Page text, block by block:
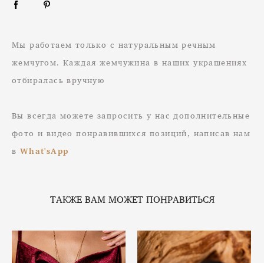
Мы работаем только с натуральным речным
жемчугом. Каждая жемчужина в наших украшениях
отбиралась вручную
Вы всегда можете запросить у нас дополнительные
фото и видео понравившихся позиций, написав нам
в What'sApp
ТАКЖЕ ВАМ МОЖЕТ ПОНРАВИТЬСЯ